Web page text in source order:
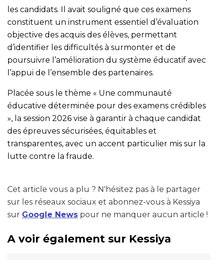
les candidats. Il avait souligné que ces examens
constituent un instrument essentiel d’évaluation
objective des acquis des élèves, permettant
d’identifier les difficultés à surmonter et de
poursuivre l’amélioration du système éducatif avec
l’appui de l’ensemble des partenaires.
Placée sous le thème « Une communauté
éducative déterminée pour des examens crédibles
», la session 2026 vise à garantir à chaque candidat
des épreuves sécurisées, équitables et
transparentes, avec un accent particulier mis sur la
lutte contre la fraude.
Cet article vous a plu ? N'hésitez pas à le partager
sur les réseaux sociaux et abonnez-vous à Kessiya
sur Google News pour ne manquer aucun article !
A voir également sur Kessiya